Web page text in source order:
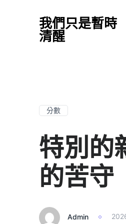
我們只是暫時
清醒
分數
特別的
的苦守
Admin